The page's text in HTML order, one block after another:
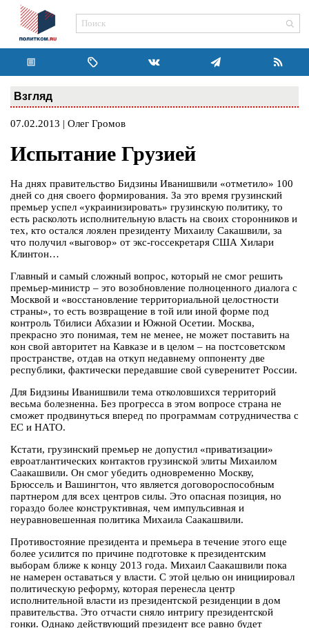
Взгляд
07.02.2013 | Олег Громов
Испытание Грузией
На днях правительство Бидзины Иванишвили «отметило» 100
дней со дня своего формирования. За это время грузинский
премьер успел «украинизировать» грузинскую политику, то
есть расколоть исполнительную власть на своих сторонников и
тех, кто остался лоялен президенту Михаилу Сакашвили, за
что получил «выговор» от экс-госсекретаря США Хилари
Клинтон…
Главный и самый сложный вопрос, который не смог решить
премьер-министр – это возобновление полноценного диалога с
Москвой и «восстановление территориальной целостности
страны», то есть возвращение в той или иной форме под
контроль Тбилиси Абхазии и Южной Осетии. Москва,
прекрасно это понимая, тем не менее, не может поставить на
кон свой авторитет на Кавказе и в целом – на постсоветском
пространстве, отдав на откуп недавнему оппоненту две
республики, фактически передавшие свой суверенитет России.
Для Бидзины Иванишвили тема отколовшихся территорий
весьма болезненна. Без прогресса в этом вопросе страна не
сможет продвинуться вперед по программам сотрудничества с
ЕС и НАТО.
Кстати, грузинский премьер не допустил «приватизации»
евроатлантических контактов грузинской элиты Михаилом
Саакашвили. Он смог убедить одновременно Москву,
Брюссель и Вашингтон, что является договороспособным
партнером для всех центров силы. Это опасная позиция, но
гораздо более конструктивная, чем импульсивная и
неуравновешенная политика Михаила Саакашвили.
Противостояние президента и премьера в течение этого еще
более усилится по причине подготовке к президентским
выборам ближе к концу 2013 года. Михаил Саакашвили пока
не намерен оставаться у власти. С этой целью он инициировал
политическую реформу, которая перенесла центр
исполнительной власти из президентской резиденции в дом
правительства. Это отчасти сняло интригу президентской
гонки. Однако действующий президент все равно будет